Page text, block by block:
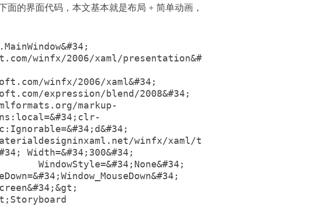
面的界面代码，本文基本就是布局 + 简单动画，
&lt;Button Grid.Column=&#34;2&#34; Grid.Row=&#34;0&#34; Margin=&#34;5&#34;                            Style=&#34;{StaticResource MaterialDesignFloatingActionButton}&#34;                            BorderThickness=&#34;1&#34; BorderBrush=&#34;{StaticResource PrimaryHueMidBrush}&#34;&gt;                        &lt;materialDesign:PackIcon Kind=&#34;Percent&#34; Width=&#34;30&#34; Height=&#34;30&#34;/&gt;                    &lt;/Button&gt;                    &lt;Button Grid.Column=&#34;3&#34; Grid.Row=&#34;0&#34; Margin=&#34;5&#34;                            Style=&#34;{StaticResource MaterialDesignFloatingActionButton}&#34;                            BorderThickness=&#34;1&#34; BorderBrush=&#34;{StaticResource PrimaryHueMidBrush}&#34;&gt;                        &lt;materialDesign:PackIcon Kind=&#34;Division&#34; Width=&#34;30&#34; Height=&#34;30&#34;/&gt;                    &lt;/Button&gt;                                        &lt;Button Grid.Column=&#34;0&#34; Grid.Row=&#34;1&#34; Margin=&#34;5&#34;                            Style=&#34;{StaticResource MaterialDesignFloatingActionDarkButton}&#34;                            BorderThickness=&#34;1&#34; BorderBrush=&#34;{StaticResource PrimaryHueMidBrush}&#34;&gt;                        &lt;materialDesign:PackIcon Kind=&#34;Number7&#34; Width=&#34;30&#34; Height=&#34;30&#34;/&gt;                    &lt;/Button&gt;                    &lt;Button Grid.Column=&#34;1&#34; Grid.Row=&#34;1&#34; Margin=&#34;5&#34;                            Style=&#34;{StaticResource MaterialDesignFloatingActionDarkButton}&#34;                            BorderThickness=&#34;1&#34; BorderBrush=&#34;{StaticResource PrimaryHueMidBrush}&#34;&gt;                        &lt;materialDesign:PackIcon Kind=&#34;Number8&#34; Width=&#34;30&#34; Height=&#34;30&#34;/&gt;                    &lt;/Button&gt;                    &lt;Button Grid.Column=&#34;2&#34; Grid.Row=&#34;1&#34; Margin=&#34;5&#34;                            Style=&#34;{StaticResource MaterialDesignFloatingActionDarkButton}&#34;                            BorderThickness=&#34;1&#34; BorderBrush=&#34;{StaticResource PrimaryHueMidBrush}&#34;&gt;                        &lt;materialDesign:PackIcon Kind=&#34;Number9&#34; Width=&#34;30&#34; Height=&#34;30&#34;/&gt;                    &lt;/Button&gt;                    &lt;Button Grid.Column=&#34;3&#34; Grid.Row=&#34;1&#34; Margin=&#34;5&#34;                            Style=&#34;{StaticResource MaterialDesignFloatingActionDarkButton}&#34;                            BorderThickness=&#34;1&#34; BorderBrush=&#34;{StaticResource PrimaryHueMidBrush}&#34;&gt;                        &lt;materialDesign:PackIcon Kind=&#34;Multiplication&#34; Width=&#34;30&#34; Height=&#34;30&#34;/&gt;                    &lt;/Button&gt;                    &lt;Button Grid.Column=&#34;0&#34; Grid.Row=&#34;2&#34; Margin=&#34;5&#34;                            Style=&#34;{StaticResource MaterialDesignFloatingActionDarkButton}&#34;                            Borde